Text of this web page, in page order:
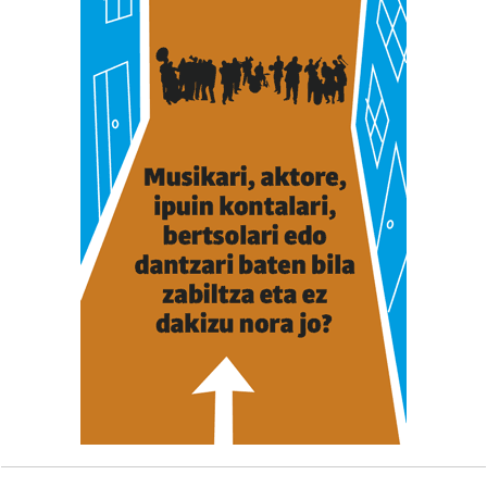
dezakezun ikusteko.
Lortu zure datu pertsonalak prozesatzeko moduari
buruzko informazio gehiago eta ezarri zure lehentasunak
datuen atalean. Edozein unetan alda edo ken dezakezu
zure baimena Cookieen adierazpenean.
Webgune honek cookie propioak eta hirugarrenen cookie-
fitxategiak erabiltzen ditu. Zure esperientzia eta
zerbitzuak hobetzeko asmoz, cookie teknologiaz
baliatzen gara. Ohar hau onartuz gero, teknologia hori
erabiltzeko baimen esplizitua ematen diguzu.
Gehiago